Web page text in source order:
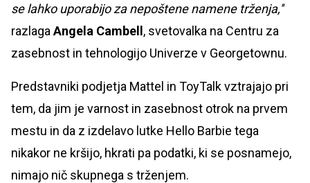
se lahko uporabijo za nepoštene namene trženja,''
razlaga Angela Cambell, svetovalka na Centru za
zasebnost in tehnologijo Univerze v Georgetownu.
Predstavniki podjetja Mattel in ToyTalk vztrajajo pri
tem, da jim je varnost in zasebnost otrok na prvem
mestu in da z izdelavo lutke Hello Barbie tega
nikakor ne kršijo, hkrati pa podatki, ki se posnamejo,
nimajo nič skupnega s trženjem.